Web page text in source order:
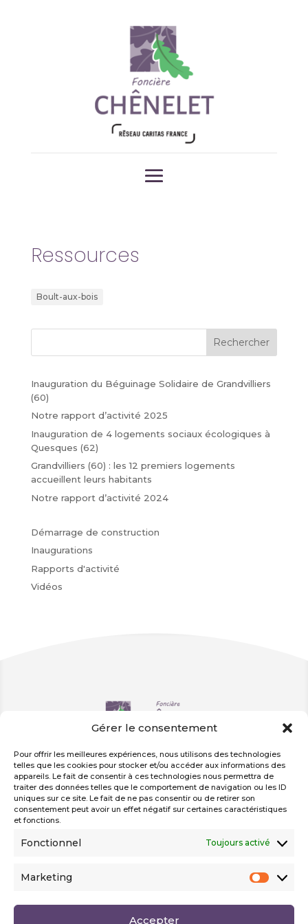
Gérer le consentement
Pour offrir les meilleures expériences, nous utilisons des technologies
telles que les cookies pour stocker et/ou accéder aux informations des
appareils. Le fait de consentir à ces technologies nous permettra de
traiter des données telles que le comportement de navigation ou les ID
uniques sur ce site. Le fait de ne pas consentir ou de retirer son
consentement peut avoir un effet négatif sur certaines caractéristiques
et fonctions.
Fonctionnel Toujours activé
Marketing
Accepter
Ressources
Boult-aux-bois
Rechercher
Inauguration du Béguinage Solidaire de Grandvilliers
(60)
Notre rapport d’activité 2025
Inauguration de 4 logements sociaux écologiques à
Quesques (62)
Grandvilliers (60) : les 12 premiers logements
accueillent leurs habitants
Notre rapport d’activité 2024
Démarrage de construction
Inaugurations
Rapports d'activité
Vidéos
Liens utiles
Nos actualités
Nos réalisations
Nos appels d’offres
Suivez-nous
sur nos réseaux